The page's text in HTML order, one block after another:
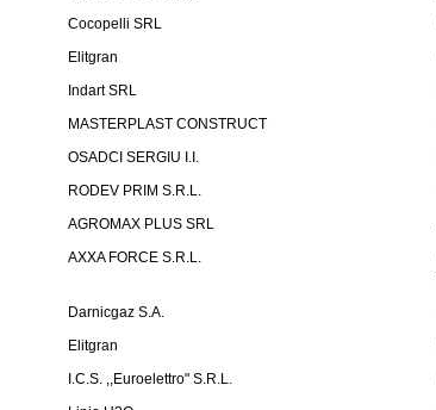
Cocopelli SRL
Elitgran
Indart SRL
MASTERPLAST CONSTRUCT
OSADCI SERGIU I.I.
RODEV PRIM S.R.L.
AGROMAX PLUS SRL
AXXA FORCE S.R.L.
Darnicgaz S.A.
Elitgran
I.C.S. ,,Euroelettro" S.R.L.